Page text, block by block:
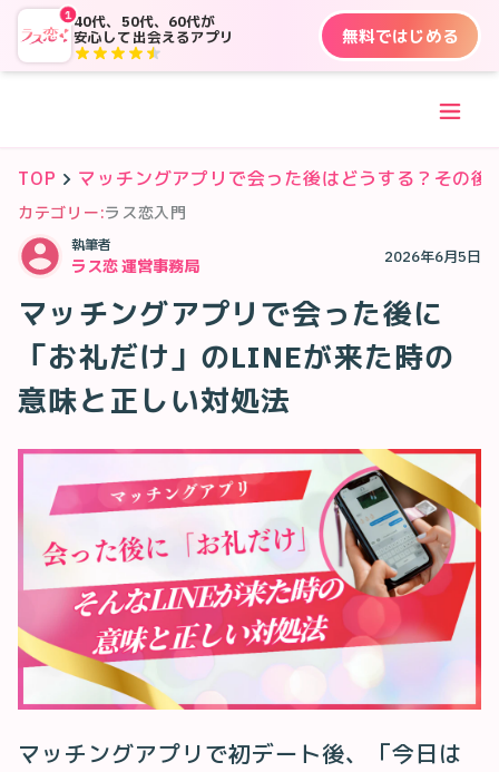
140代、50代、60代が
安心して出会えるアプリ
無料ではじめる
TOP マッチングアプリで会った後はどうする？その
カテゴリー:ラス恋入門
執筆者
ラス恋 運営事務局 2026年6月5日
マッチングアプリで会った後に
「お礼だけ」のLINEが来た時の
意味と正しい対処法
マッチングアプリで初デート後、「今日は